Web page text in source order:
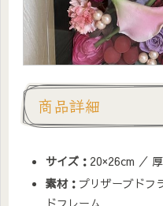
商品詳細
サイズ： 20×26cm ／
素材： プリザーブドフ
ドフレーム